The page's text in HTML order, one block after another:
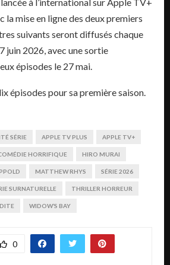
la mise en ligne des deux premiers
suivants seront diffusés chaque
juin 2026, avec une sortie
épisodes le 27 mai.
épisodes pour sa première saison.
SÉRIE APPLE TV PLUS APPLE TV+
HORRIFIQUE HIRO MURAI
MATTHEW RHYS SÉRIE 2026
SURNATURELLE THRILLER HORREUR
WIDOW’S BAY
0